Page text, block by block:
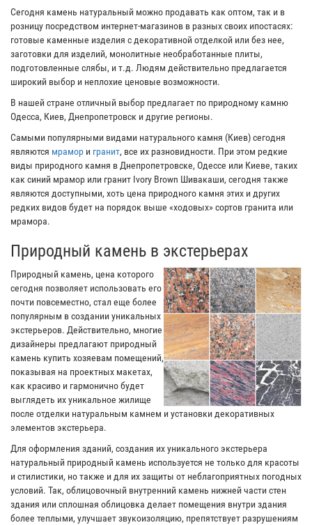
Сегодня камень натуральный можно продавать как оптом, так и в
розницу посредством интернет-магазинов в разных своих ипостасях:
готовые каменные изделия с декоративной отделкой или без нее,
заготовки для изделий, монолитные необработанные плиты,
подготовленные слябы, и т.д. Людям действительно предлагается
широкий выбор и неплохие ценовые возможности.
В нашей стране отличный выбор предлагает по природному камню
Одесса, Киев, Днепропетровск и другие регионы.
Самыми популярными видами натурального камня (Киев) сегодня
являются мрамор и гранит, все их разновидности. При этом редкие
виды природного камня в Днепропетровске, Одессе или Киеве, таких
как синий мрамор или гранит Ivory Brown Шивакаши, сегодня также
являются доступными, хоть цена природного камня этих и других
редких видов будет на порядок выше «ходовых» сортов гранита или
мрамора.
Природный камень в экстерьерах
Природный камень, цена которого
сегодня позволяет использовать его
почти повсеместно, стал еще более
популярным в создании уникальных
экстерьеров. Действительно, многие
дизайнеры предлагают природный
камень купить хозяевам помещений,
показывая на проектных макетах,
как красиво и гармонично будет
выглядеть их уникальное жилище
после отделки натуральным камнем и установки декоративных
элементов экстерьера.
Для оформления зданий, создания их уникального экстерьера
натуральный природный камень используется не только для красоты
и стилистики, но также и для их защиты от неблагоприятных погодных
условий. Так, облицовочный внутренний камень нижней части стен
здания или сплошная облицовка делает помещения внутри здания
более теплыми, улучшает звукоизоляцию, препятствует разрушениям